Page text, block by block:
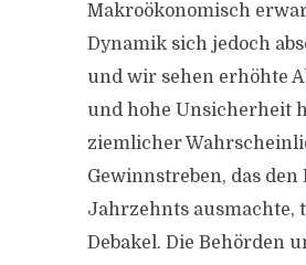
Makroökonomisch
Dynamik sich jedoch
und wir sehen erhöhte
und hohe Unsicherheit
ziemlicher
Gewinnstreben, das
Jahrzehnts ausmachte,
Debakel. Die Behörden